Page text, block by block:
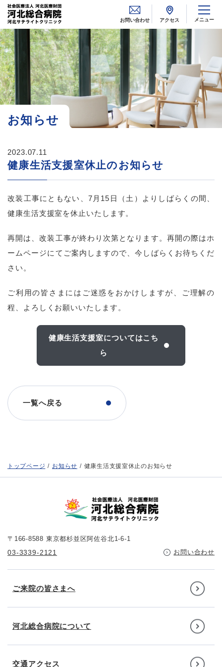
お問い合わせ アクセス メニュー
お知らせ
2023.07.11
健康生活支援室休止のお知らせ
改装工事にともない、7月15日（土）よりしばらくの間、
健康生活支援室を休止いたします。
再開は、改装工事が終わり次第となります。再開の際はホ
ームページにてご案内しますので、今しばらくお待ちくだ
さい。
ご利用の皆さまにはご迷惑をおかけしますが、ご理解の
程、よろしくお願いいたします。
健康生活支援室についてはこち
ら
一覧へ戻る
トップページ お知らせ 健康生活支援室休止のお知らせ
〒166-8588 東京都杉並区阿佐谷北1-6-1
03-3339-2121 お問い合わせ
ご来院の皆さまへ
河北総合病院について
交通アクセス